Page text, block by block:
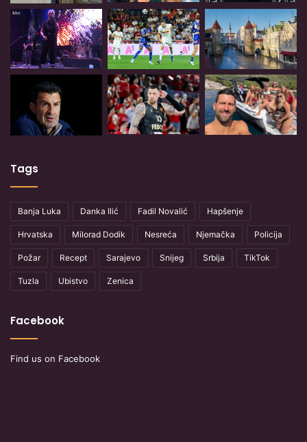
Tags
Banja Luka Danka Ilić Fadil Novalić Hapšenje
Hrvatska Milorad Dodik Nesreća Njemačka Policija
Požar Recept Sarajevo Snijeg Srbija TikTok
Tuzla Ubistvo Zenica
Facebook
Find us on Facebook